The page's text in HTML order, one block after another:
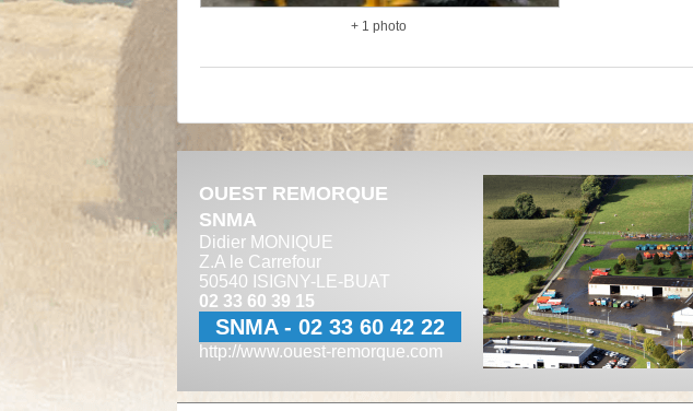
+ 1 photo
OUEST REMORQUE
SNMA
Didier MONIQUE
Z.A le Carrefour
50540 ISIGNY-LE-BUAT
02 33 60 39 15
SNMA - 02 33 60 42 22
http://www.ouest-remorque.com